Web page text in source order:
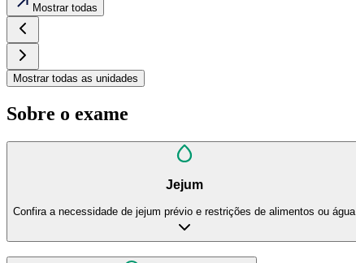
Mostrar todas
Mostrar todas as unidades
Sobre o exame
Jejum
Confira a necessidade de jejum prévio e restrições de alimentos ou água